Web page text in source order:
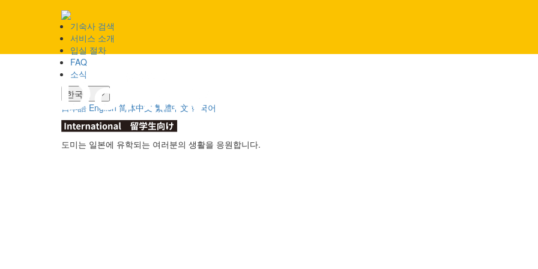
기숙사 검색
서비스 소개
입실 절차
FAQ
소식
한국어
日本語 English 简体中文 繁體中文 한국어
도미는 일본에 유학되는 여러분의 생활을 응원합니다.